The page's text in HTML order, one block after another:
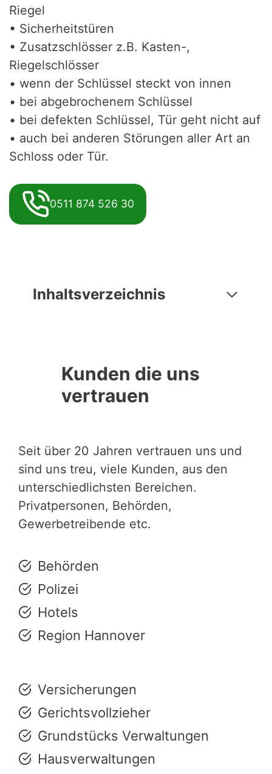
Riegel
• Sicherheitstüren
• Zusatzschlösser z.B. Kasten-,
Riegelschlösser
• wenn der Schlüssel steckt von innen
• bei abgebrochenem Schlüssel
• bei defekten Schlüssel, Tür geht nicht auf
• auch bei anderen Störungen aller Art an
Schloss oder Tür.
0511 874 526 30
Inhaltsverzeichnis
Kunden die uns
vertrauen
Seit über 20 Jahren vertrauen uns und
sind uns treu, viele Kunden, aus den
unterschiedlichsten Bereichen.
Privatpersonen, Behörden,
Gewerbetreibende etc.
Behörden
Polizei
Hotels
Region Hannover
Versicherungen
Gerichtsvollzieher
Grundstücks Verwaltungen
Hausverwaltungen